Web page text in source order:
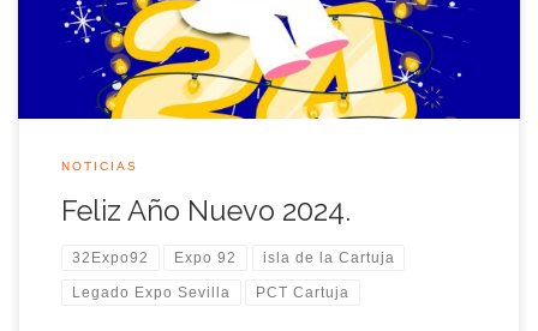
NOTICIAS
Feliz Año Nuevo 2024.
32Expo92 Expo 92 isla de la Cartuja
Legado Expo Sevilla PCT Cartuja